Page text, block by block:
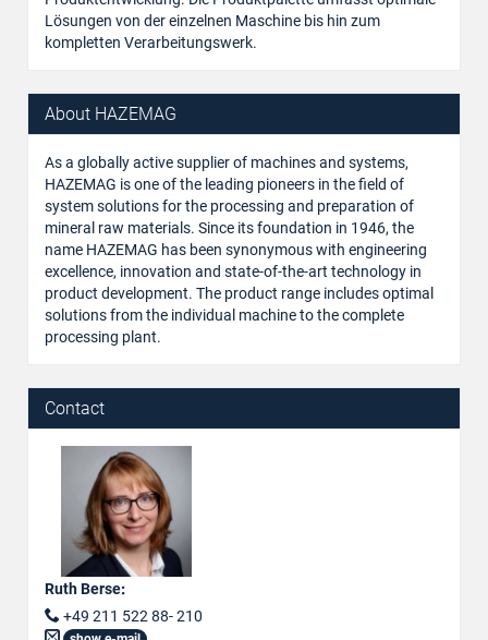
Lösungen von der einzelnen Maschine bis hin zum
kompletten Verarbeitungswerk.
About HAZEMAG
As a globally active supplier of machines and systems,
HAZEMAG is one of the leading pioneers in the field of
system solutions for the processing and preparation of
mineral raw materials. Since its foundation in 1946, the
name HAZEMAG has been synonymous with engineering
excellence, innovation and state-of-the-art technology in
product development. The product range includes optimal
solutions from the individual machine to the complete
processing plant.
Contact
Ruth Berse:
+49 211 522 88- 210